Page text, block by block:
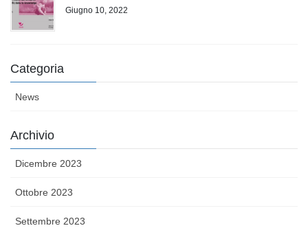
Giugno 10, 2022
Categoria
News
Archivio
Dicembre 2023
Ottobre 2023
Settembre 2023